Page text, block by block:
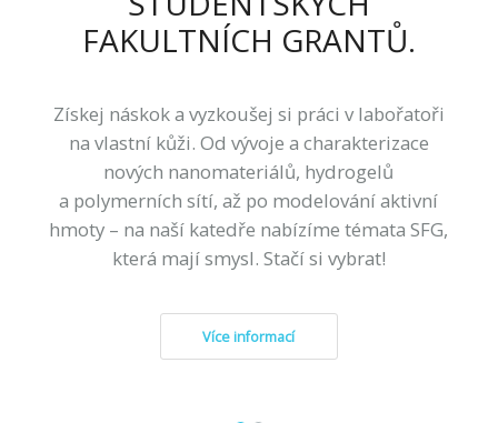
FAKULTNÍCH GRANTŮ.
Získej náskok a vyzkoušej si práci v labořatoři
na vlastní kůži. Od vývoje a charakterizace
nových nanomateriálů, hydrogelů
a polymerních sítí, až po modelování aktivní
hmoty – na naší katedře nabízíme témata SFG,
která mají smysl. Stačí si vybrat!
Více informací